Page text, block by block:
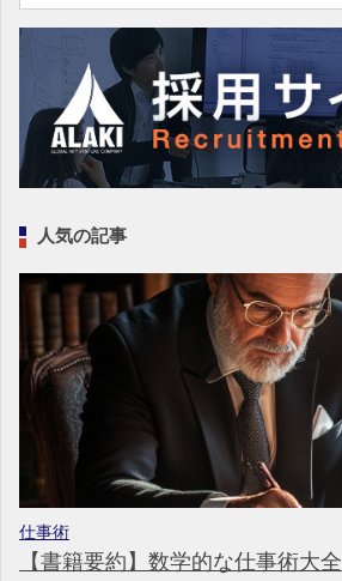
人気の記事
仕事術
【書籍要約】数学的な仕事術大全